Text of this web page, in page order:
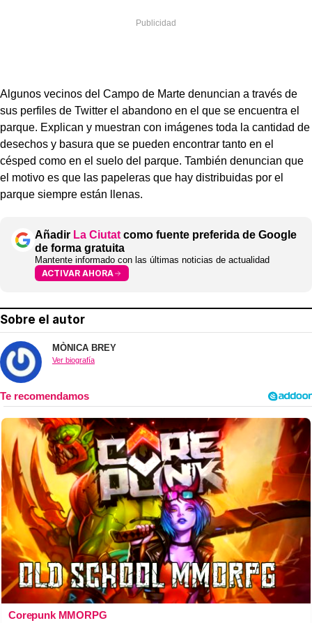
Algunos vecinos del Campo de Marte denuncian a través de
sus perfiles de Twitter el abandono en el que se encuentra el
parque. Explican y muestran con imágenes toda la cantidad de
desechos y basura que se pueden encontrar tanto en el
césped como en el suelo del parque. También denuncian que
el motivo es que las papeleras que hay distribuidas por el
parque siempre están llenas.
Añadir La Ciutat como fuente preferida de Google
de forma gratuita
Mantente informado con las últimas noticias de actualidad
ACTIVAR AHORA
Sobre el autor
MÒNICA BREY
Ver biografía
Corepunk MMORPG